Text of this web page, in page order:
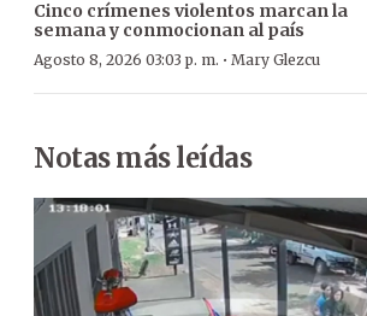
Cinco crímenes violentos marcan la
semana y conmocionan al país
Agosto 8, 2026 03:03 p. m. · Mary Glezcu
Notas más leídas